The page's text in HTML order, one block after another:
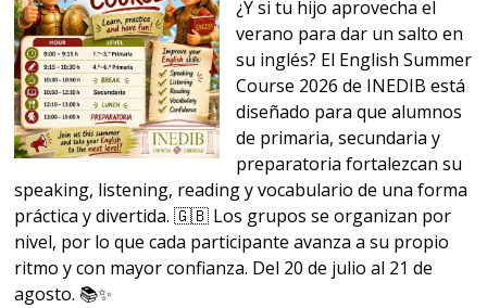
¿Y si tu hijo aprovecha el
verano para dar un salto en
su inglés? El English Summer
Course 2026 de INEDIB está
diseñado para que alumnos
de primaria, secundaria y
preparatoria fortalezcan su
speaking, listening, reading y vocabulario de una forma
práctica y divertida. 🇬🇧 Los grupos se organizan por
nivel, por lo que cada participante avanza a su propio
ritmo y con mayor confianza. Del 20 de julio al 21 de
agosto. 📚✨